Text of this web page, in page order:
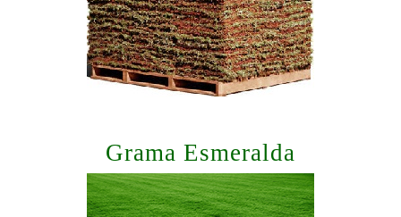
Grama Esmeralda